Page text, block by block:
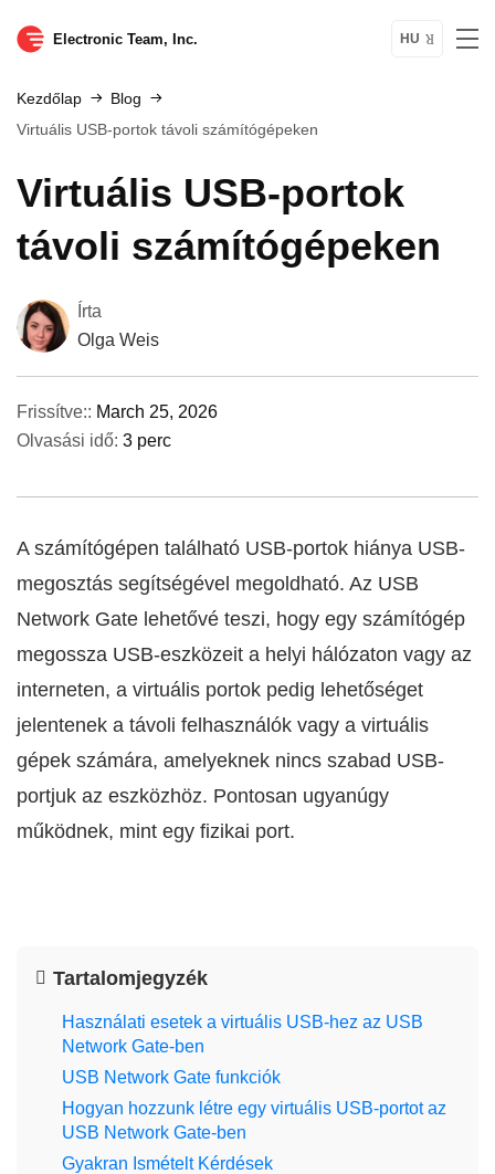
Electronic Team, Inc. HU
Kezdőlap
Blog
Virtuális USB-portok távoli számítógépeken
Virtuális USB-portok
távoli számítógépeken
Írta
Olga Weis
Frissítve:: March 25, 2026
Olvasási idő: 3 perc
A számítógépen található USB-portok hiánya USB-
megosztás segítségével megoldható. Az USB
Network Gate lehetővé teszi, hogy egy számítógép
megossza USB-eszközeit a helyi hálózaton vagy az
interneten, a virtuális portok pedig lehetőséget
jelentenek a távoli felhasználók vagy a virtuális
gépek számára, amelyeknek nincs szabad USB-
portjuk az eszközhöz. Pontosan ugyanúgy
működnek, mint egy fizikai port.
Tartalomjegyzék
Használati esetek a virtuális USB-hez az USB
Network Gate-ben
USB Network Gate funkciók
Hogyan hozzunk létre egy virtuális USB-portot az
USB Network Gate-ben
Gyakran Ismételt Kérdések